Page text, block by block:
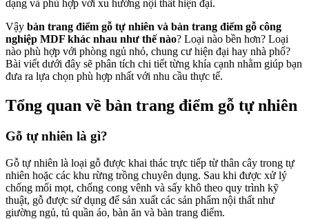
dạng và phù hợp với xu hướng nội thất hiện đại.
Vậy bàn trang điểm gỗ tự nhiên và bàn trang điểm gỗ công
nghiệp MDF khác nhau như thế nào? Loại nào bền hơn? Loại
nào phù hợp với phòng ngủ nhỏ, chung cư hiện đại hay nhà phố?
Bài viết dưới đây sẽ phân tích chi tiết từng khía cạnh nhằm giúp bạn
đưa ra lựa chọn phù hợp nhất với nhu cầu thực tế.
Tổng quan về bàn trang điểm gỗ tự nhiên
Gỗ tự nhiên là gì?
Gỗ tự nhiên là loại gỗ được khai thác trực tiếp từ thân cây trong tự
nhiên hoặc các khu rừng trồng chuyên dụng. Sau khi được xử lý
chống mối mọt, chống cong vênh và sấy khô theo quy trình kỹ
thuật, gỗ được sử dụng để sản xuất các sản phẩm nội thất như
giường ngủ, tủ quần áo, bàn ăn và bàn trang điểm.